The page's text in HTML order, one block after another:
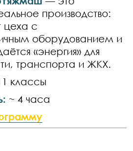
производство:
цеха с
оборудованием и
«энергия» для
транспорта и ЖКХ.
классы
~ 4 часа